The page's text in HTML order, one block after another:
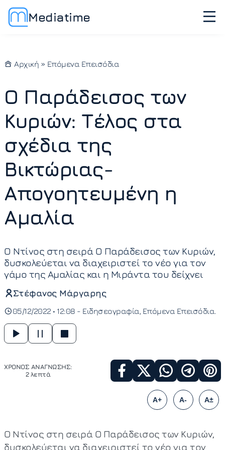
Mediatime
Αρχική » Επόμενα Επεισόδια
Ο Παράδεισος των
Κυριών: Τέλος στα
σχέδια της
Βικτώριας-
Απογοητευμένη η
Αμαλία
Ο Ντίνος στη σειρά Ο Παράδεισος των Κυριών,
δυσκολεύεται να διαχειριστεί το νέο για τον
γάμο της Αμαλίας και η Μιράντα του δείχνει
Στέφανος Μάργαρης
05/12/2022 • 12:08 - Ειδησεογραφία Επόμενα Επεισόδια
ΧΡΟΝΟΣ ΑΝΑΓΝΩΣΗΣ:
2 λεπτά
A+ A- A±
Ο Ντίνος στη σειρά Ο Παράδεισος των Κυριών,
δυσκολεύεται να διαχειριστεί το νέο για τον